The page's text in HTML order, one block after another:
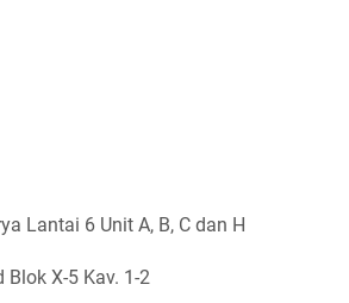
Lantai 6 Unit A, B, C dan H
Blok X-5 Kav. 1-2